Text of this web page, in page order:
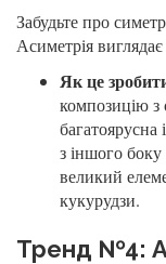
Забудьте про
Асиметрія
Як це
композицію з
багатоярусна
з іншого
великий
кукурудзи.
Тренд №4: